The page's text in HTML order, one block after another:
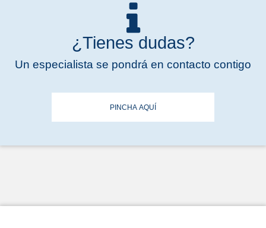
¿Tienes dudas?
Un especialista se pondrá en contacto contigo
PINCHA AQUÍ